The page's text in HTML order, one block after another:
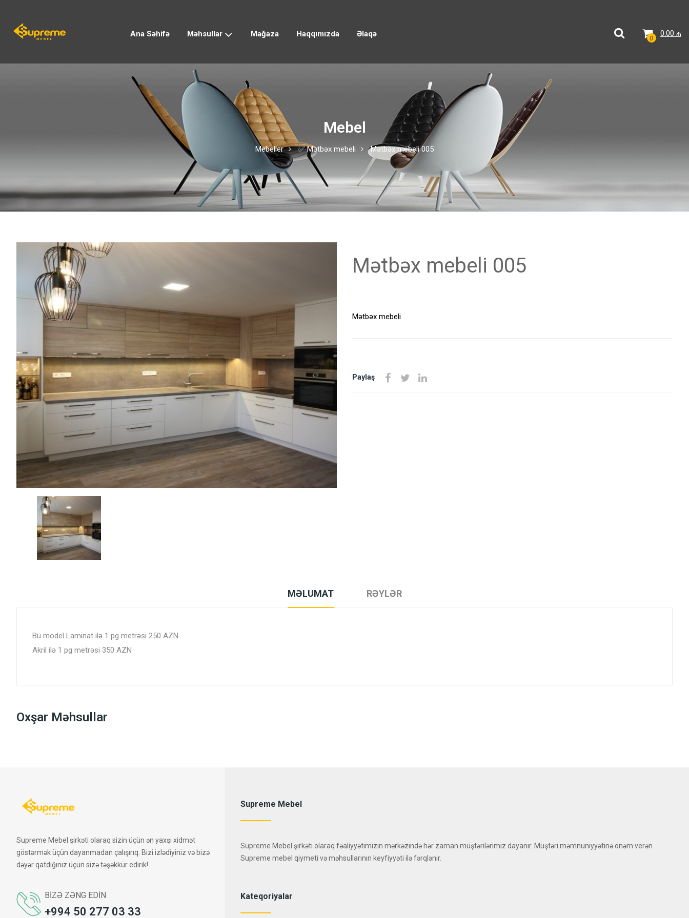
Ana Səhifə Məhsullar Mağaza Haqqımızda Əlaqə 0.00 ₼
0
Mebel
Mebeller ✅ Mətbəx mebeli Mətbəx mebeli 005
Mətbəx mebeli 005
Mətbəx mebeli
Paylaş
MƏLUMAT RƏYLƏR
Bu model Laminat ilə 1 pg metrəsi 250 AZN
Akril ilə 1 pg metrəsi 350 AZN
Oxşar Məhsullar
Supreme Mebel şirkəti olaraq sizin üçün ən yaxşı xidmət
göstərmək üçün dayanmadan çalışırıq. Bizi izlədiyiniz və bizə
dəyər qatdığınız üçün sizə təşəkkür edirik!
BIZƏ ZƏNG EDIN
+994 50 277 03 33
Supreme Mebel
Supreme Mebel şirkəti olaraq fəaliyyətimizin mərkəzində hər zaman müştərilərimiz dayanır. Müştəri məmnuniyyətinə önəm verən
Supreme mebel qiymeti və məhsullarının keyfiyyəti ilə fərqlənir.
Kateqoriyalar